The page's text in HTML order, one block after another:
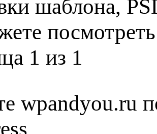
шаблона,
1 из 1
wpandyou.ru